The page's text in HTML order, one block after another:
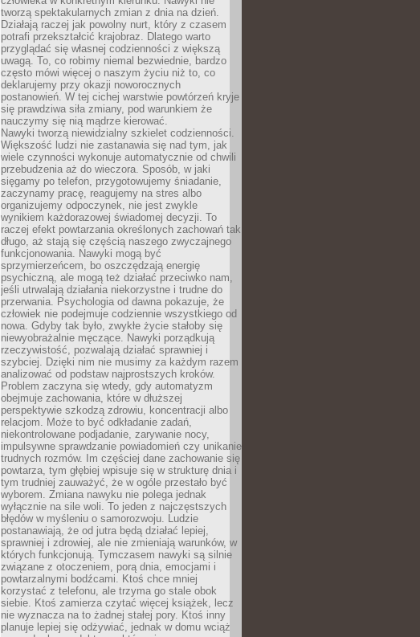
tworzą spektakularnych zmian z dnia na dzień.
Działają raczej jak powolny nurt, który z czasem
potrafi przekształcić krajobraz. Dlatego warto
przyglądać się własnej codzienności z większą
uwagą. To, co robimy niemal bezwiednie, bardzo
często mówi więcej o naszym życiu niż to, co
deklarujemy przy okazji noworocznych
postanowień. W tej cichej warstwie powtórzeń kryje
się prawdziwa siła zmiany, pod warunkiem że
nauczymy się nią mądrze kierować.
Nawyki tworzą niewidzialny szkielet codzienności.
Większość ludzi nie zastanawia się nad tym, jak
wiele czynności wykonuje automatycznie od chwili
przebudzenia aż do wieczora. Sposób, w jaki
sięgamy po telefon, przygotowujemy śniadanie,
zaczynamy pracę, reagujemy na stres albo
organizujemy odpoczynek, nie jest zwykle
wynikiem każdorazowej świadomej decyzji. To
raczej efekt powtarzania określonych zachowań tak
długo, aż stają się częścią naszego zwyczajnego
funkcjonowania. Nawyki mogą być
sprzymierzeńcem, bo oszczędzają energię
psychiczną, ale mogą też działać przeciwko nam,
jeśli utrwalają działania niekorzystne i trudne do
przerwania. Psychologia od dawna pokazuje, że
człowiek nie podejmuje codziennie wszystkiego od
nowa. Gdyby tak było, zwykłe życie stałoby się
niewyobrażalnie męczące. Nawyki porządkują
rzeczywistość, pozwalają działać sprawniej i
szybciej. Dzięki nim nie musimy za każdym razem
analizować od podstaw najprostszych kroków.
Problem zaczyna się wtedy, gdy automatyzm
obejmuje zachowania, które w dłuższej
perspektywie szkodzą zdrowiu, koncentracji albo
relacjom. Może to być odkładanie zadań,
niekontrolowane podjadanie, zarywanie nocy,
impulsywne sprawdzanie powiadomień czy unikanie
trudnych rozmów. Im częściej dane zachowanie się
powtarza, tym głębiej wpisuje się w strukturę dnia i
tym trudniej zauważyć, że w ogóle przestało być
wyborem. Zmiana nawyku nie polega jednak
wyłącznie na sile woli. To jeden z najczęstszych
błędów w myśleniu o samorozwoju. Ludzie
postanawiają, że od jutra będą działać lepiej,
sprawniej i zdrowiej, ale nie zmieniają warunków, w
których funkcjonują. Tymczasem nawyki są silnie
związane z otoczeniem, porą dnia, emocjami i
powtarzalnymi bodźcami. Ktoś chce mniej
korzystać z telefonu, ale trzyma go stale obok
siebie. Ktoś zamierza czytać więcej książek, lecz
nie wyznacza na to żadnej stałej pory. Ktoś inny
planuje lepiej się odżywiać, jednak w domu wciąż